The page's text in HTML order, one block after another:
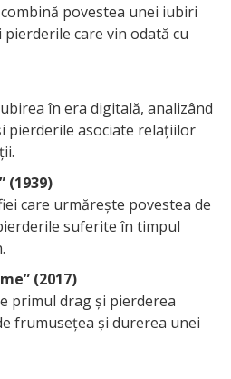
povestea unei iubiri
care vin odată cu
în era digitală, analizând
pierderile asociate relațiilor
(1939)
care urmărește povestea de
suferite în timpul
(2017)
primul drag și pierderea
frumusețea și durerea unei